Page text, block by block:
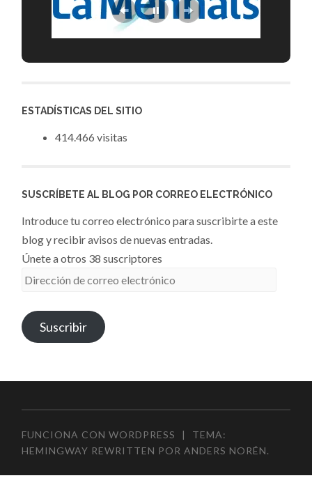
ESTADÍSTICAS DEL SITIO
414.466 visitas
SUSCRÍBETE AL BLOG POR CORREO ELECTRÓNICO
Introduce tu correo electrónico para suscribirte a este
blog y recibir avisos de nuevas entradas.
Únete a otros 38 suscriptores
Dirección
correo
electrónico
Suscribir
FUNCIONA CON WORDPRESS
TEMA:
HEMINGWAY REWRITTEN PORANDERS NORÉN.